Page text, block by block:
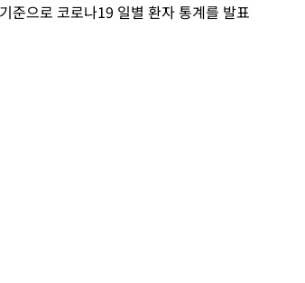
준으로 코로나19 일별 환자 통계를 발표